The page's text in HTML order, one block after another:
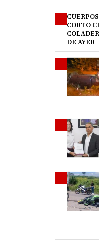
CORTO
DE AYER